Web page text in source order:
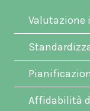
Valutazione
Affidabilità